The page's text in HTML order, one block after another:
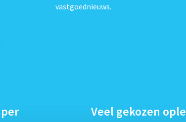
vastgoednieuws.
Veel gekozen